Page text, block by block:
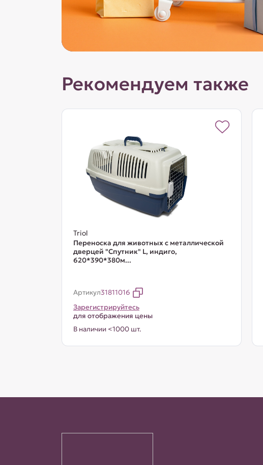
Рекомендуем также
Triol
Переноска для животных с металлической
дверцей "Спутник" L, индиго,
620*390*380м...
Артикул31811016
Зарегистрируйтесь
для отображения цены
В наличии <1000 шт.